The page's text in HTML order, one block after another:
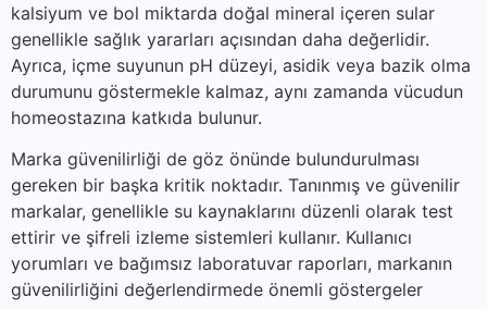
kalsiyum ve bol miktarda doğal mineral içeren sular
genellikle sağlık yararları açısından daha değerlidir.
Ayrıca, içme suyunun pH düzeyi, asidik veya bazik olma
durumunu göstermekle kalmaz, aynı zamanda vücudun
homeostazına katkıda bulunur.
Marka güvenilirliği de göz önünde bulundurulması
gereken bir başka kritik noktadır. Tanınmış ve güvenilir
markalar, genellikle su kaynaklarını düzenli olarak test
ettirir ve şifreli izleme sistemleri kullanır. Kullanıcı
yorumları ve bağımsız laboratuvar raporları, markanın
güvenilirliğini değerlendirmede önemli göstergeler